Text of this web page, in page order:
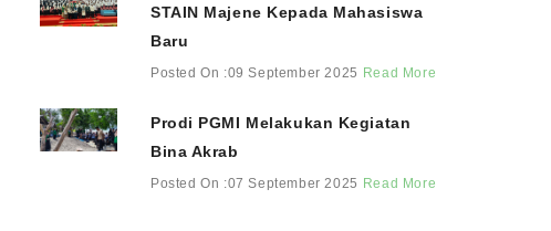
STAIN Majene Kepada Mahasiswa
Baru
Posted On :09 September 2025 Read More
Prodi PGMI Melakukan Kegiatan
Bina Akrab
Posted On :07 September 2025 Read More